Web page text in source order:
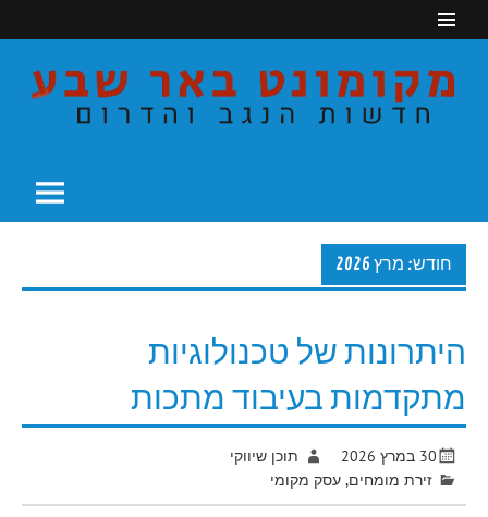
חודש: מרץ 2026
היתרונות של טכנולוגיות
מתקדמות בעיבוד מתכות
30 במרץ 2026
תוכן שיווקי
זירת מומחים,עסק מקומי